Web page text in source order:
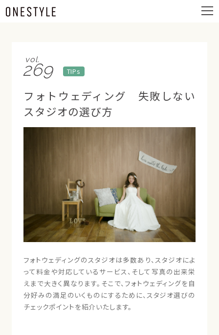
メ
ニ
ー
vol.
269 TIPs
フォトウェディング 失敗しない
スタジオの選び方
フォトウェディングのスタジオは多数あり、スタジオによ
って料金や対応しているサービス、そして写真の出来栄
えまで大きく異なります。そこで、フォトウェディングを自
分好みの満足のいくものにするために、スタジオ選びの
チェックポイントを紹介いたします。